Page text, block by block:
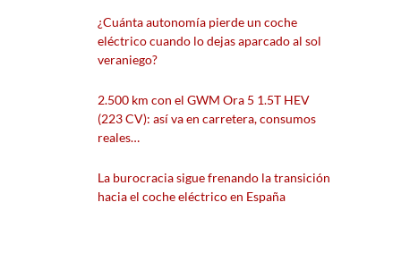
¿Cuánta autonomía pierde un coche
eléctrico cuando lo dejas aparcado al sol
veraniego?
2.500 km con el GWM Ora 5 1.5T HEV
(223 CV): así va en carretera, consumos
reales…
La burocracia sigue frenando la transición
hacia el coche eléctrico en España